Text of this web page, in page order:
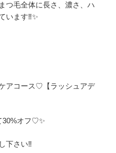
つ毛全体に長さ、濃さ、ハ
います‼️✨
アコース♡【ラッシュアデ
30%オフ♡✨
下さい‼️